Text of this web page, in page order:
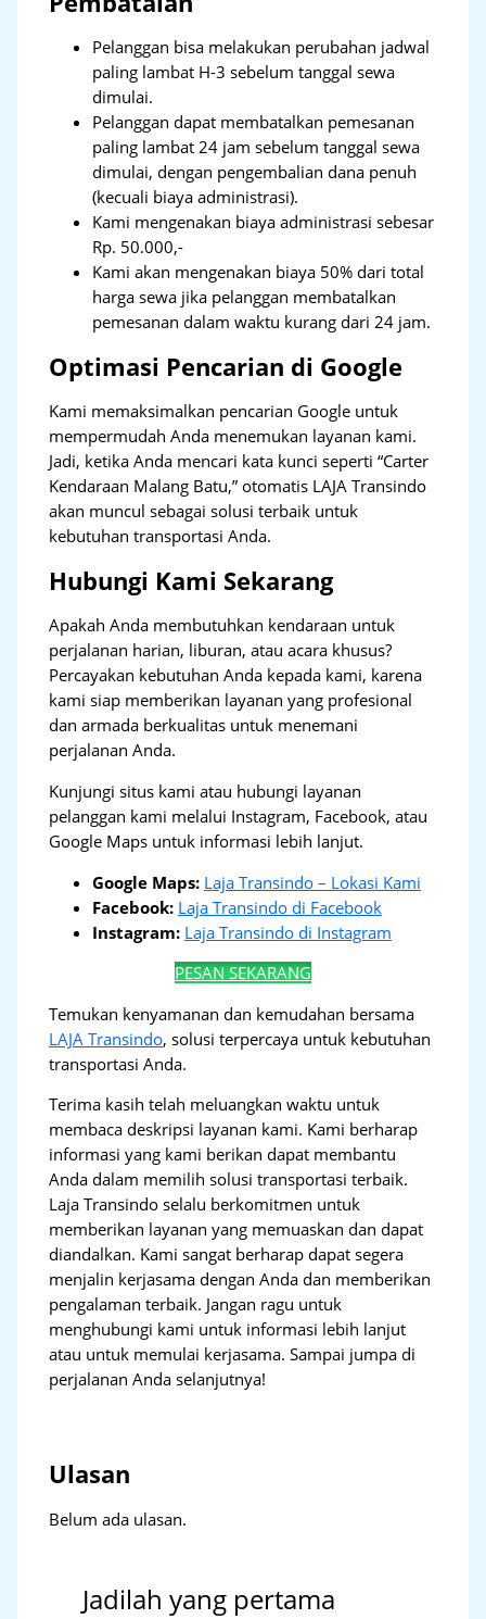
Pelanggan bisa melakukan perubahan jadwal
paling lambat H-3 sebelum tanggal sewa
dimulai.
Pelanggan dapat membatalkan pemesanan
paling lambat 24 jam sebelum tanggal sewa
dimulai, dengan pengembalian dana penuh
(kecuali biaya administrasi).
Kami mengenakan biaya administrasi sebesar
Rp. 50.000,-
Kami akan mengenakan biaya 50% dari total
harga sewa jika pelanggan membatalkan
pemesanan dalam waktu kurang dari 24 jam.
Optimasi Pencarian di Google
Kami memaksimalkan pencarian Google untuk
mempermudah Anda menemukan layanan kami.
Jadi, ketika Anda mencari kata kunci seperti “Carter
Kendaraan Malang Batu,” otomatis LAJA Transindo
akan muncul sebagai solusi terbaik untuk
kebutuhan transportasi Anda.
Hubungi Kami Sekarang
Apakah Anda membutuhkan kendaraan untuk
perjalanan harian, liburan, atau acara khusus?
Percayakan kebutuhan Anda kepada kami, karena
kami siap memberikan layanan yang profesional
dan armada berkualitas untuk menemani
perjalanan Anda.
Kunjungi situs kami atau hubungi layanan
pelanggan kami melalui Instagram, Facebook, atau
Google Maps untuk informasi lebih lanjut.
Google Maps: Laja Transindo – Lokasi Kami
Facebook: Laja Transindo di Facebook
Instagram: Laja Transindo di Instagram
PESAN SEKARANG
Temukan kenyamanan dan kemudahan bersama
LAJA Transindo, solusi terpercaya untuk kebutuhan
transportasi Anda.
Terima kasih telah meluangkan waktu untuk
membaca deskripsi layanan kami. Kami berharap
informasi yang kami berikan dapat membantu
Anda dalam memilih solusi transportasi terbaik.
Laja Transindo selalu berkomitmen untuk
memberikan layanan yang memuaskan dan dapat
diandalkan. Kami sangat berharap dapat segera
menjalin kerjasama dengan Anda dan memberikan
pengalaman terbaik. Jangan ragu untuk
menghubungi kami untuk informasi lebih lanjut
atau untuk memulai kerjasama. Sampai jumpa di
perjalanan Anda selanjutnya!
Ulasan
Belum ada ulasan.
Jadilah yang pertama